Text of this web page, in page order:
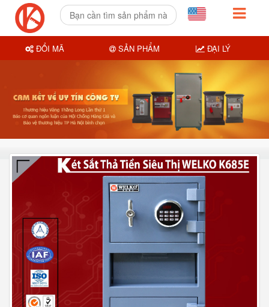
ĐỔI MÃ SẢN PHẨM ĐẠI LÝ